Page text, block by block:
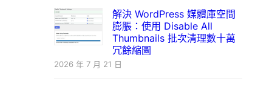
解決 WordPress 媒體庫空間
膨脹：使用 Disable All
Thumbnails 批次清理數十萬
冗餘縮圖
2026 年 7 月 21 日